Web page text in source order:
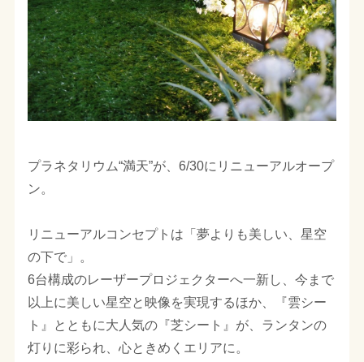
プラネタリウム“満天”が、6/30にリニューアルオープ
ン。
リニューアルコンセプトは「夢よりも美しい、星空
の下で」。
6台構成のレーザープロジェクターへ一新し、今まで
以上に美しい星空と映像を実現するほか、『雲シー
ト』とともに大人気の『芝シート』が、ランタンの
灯りに彩られ、心ときめくエリアに。